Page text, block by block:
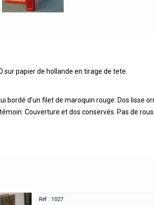
sur papier de hollande en tirage de tete.
bordé d’un filet de maroquin rouge. Dos lisse
Couverture et dos conservés. Pas de
Réf : 1027